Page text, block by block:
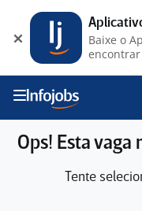
Ops! Esta
Tente
Baixe o